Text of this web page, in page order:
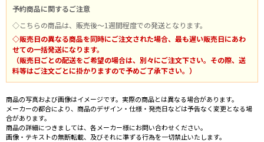
予約商品に関するご注意
◇こちらの商品は、販売後～1週間程度での発送となります。
◇販売日の異なる商品を同時にご注文された場合、最も遅い販売日にあわ
せての一括発送になります。
（販売日ごとの配送をご希望の場合は、別々にご注文下さい。その際、送
料等はご注文ごとに掛かりますので予めご了承下さい。）
商品の写真および画像はイメージです。実際の商品とは異なる場合があります。
メーカーの都合により、商品のデザイン・仕様・発売日などは予告なく変更となる場
合があります。
商品の詳細につきましては、各メーカー様にお問い合わせください。
画像・テキストの無断転載、及びそれに準ずる行為を一切禁止いたします。